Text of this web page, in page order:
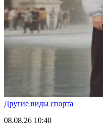
Другие виды спорта
08.08.26 10:40